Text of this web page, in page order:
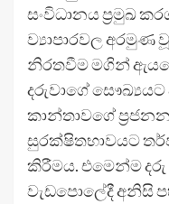
සංවිධානය ප්‍රමුඛ
ව්‍යාපාරවල අරමුණ
නිරතවීම මගින්
දරුවාගේ
කාන්තාවගේ
සුරක්ෂිතභාවයට
කිරීමය. එමෙන්ම දරු
වැඩපොලේදී අනිසි